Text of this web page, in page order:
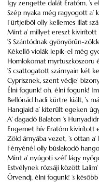
Így zengette dalát Eratóm, ’s
Szép nyaka még ragyogott a’
Fürtjeiből olly kellemes illat
Mint a’ millyet ereszt kivirított
’S Szántódnak gyönyörűn-
Kékellő violák lepik-el még
Homlokomat myrtuszkoszoru
’S csattogatott szárnyain két
Cyprisznek, szent védje’
Élni fogunk! oh, élni fogunk!
Bellónád hadi kürtre kiált, ’s
Hangjaid a’ kiterűlt egeken
A’ dagadó Balaton ’s
Engemet hív Eratóm kivirított
Zöld árnyába vezet, ’s ottan a’
Fényénél olly búslakodó
Mint a’ nyúgoti szél’ lágy
Estvélynek rózsáji között
Örvendj, élni fogunk! ’s